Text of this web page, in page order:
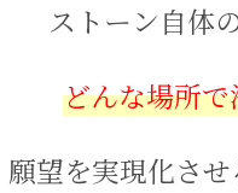
ストーン自体
どんな場所
願望を実現化させ